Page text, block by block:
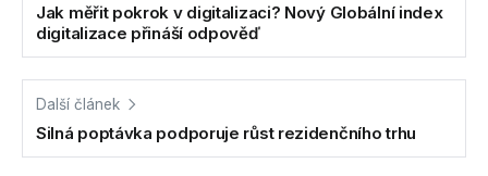
Jak měřit pokrok v digitalizaci? Nový Globální index
digitalizace přináší odpověď
Další článek
Silná poptávka podporuje růst rezidenčního trhu